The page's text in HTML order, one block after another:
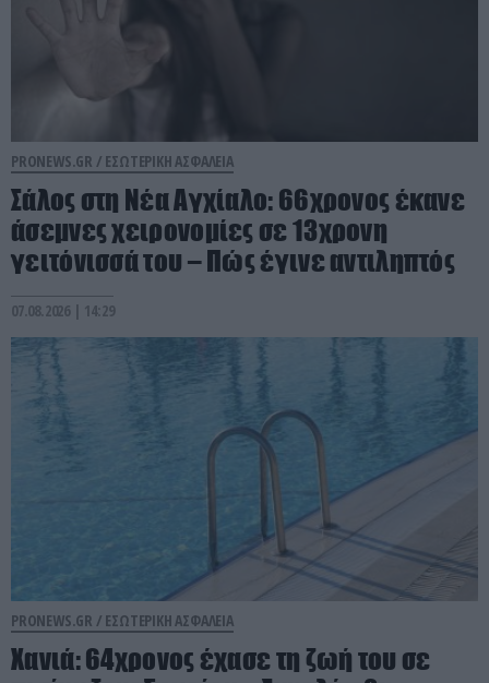
PRONEWS.GR / ΕΣΩΤΕΡΙΚΗ ΑΣΦΑΛΕΙΑ
Σάλος στη Νέα Αγχίαλο: 66χρονος έκανε
άσεμνες χειρονομίες σε 13χρονη
γειτόνισσά του – Πώς έγινε αντιληπτός
07.08.2026 | 14:29
PRONEWS.GR / ΕΣΩΤΕΡΙΚΗ ΑΣΦΑΛΕΙΑ
Χανιά: 64χρονος έχασε τη ζωή του σε